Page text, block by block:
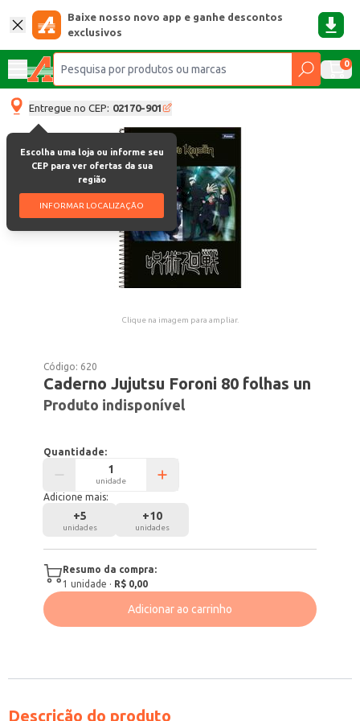
Baixe nosso novo app e ganhe descontos
exclusivos
0
Entregue no CEP: 02170-901
Escolha uma loja ou informe seu
CEP para ver ofertas da sua
região
INFORMAR LOCALIZAÇÃO
Clique na imagem para ampliar.
Código: 620
Caderno Jujutsu Foroni 80 folhas un
Produto indisponível
Quantidade:
unidade
Adicione mais:
+5
unidades
+10
unidades
Resumo da compra:
1 unidade · R$ 0,00
Adicionar ao carrinho
Descrição do produto